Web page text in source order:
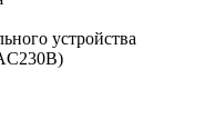
устройства